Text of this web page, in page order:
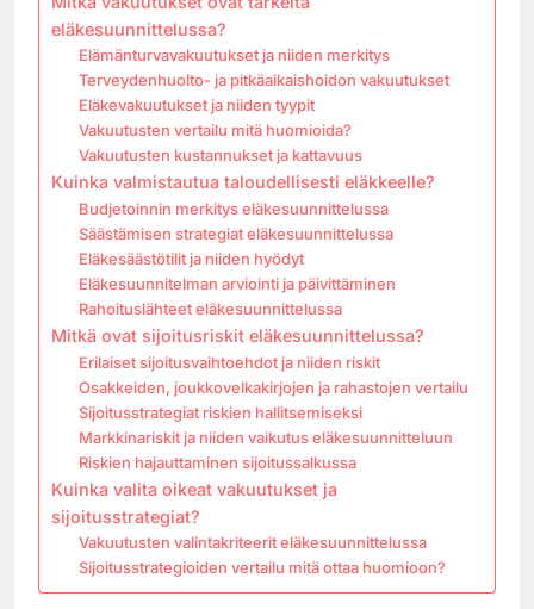
eläkesuunnittelussa?
Elämänturvavakuutukset ja niiden merkitys
Terveydenhuolto- ja pitkäaikaishoidon vakuutukset
Eläkevakuutukset ja niiden tyypit
Vakuutusten vertailu mitä huomioida?
Vakuutusten kustannukset ja kattavuus
Kuinka valmistautua taloudellisesti eläkkeelle?
Budjetoinnin merkitys eläkesuunnittelussa
Säästämisen strategiat eläkesuunnittelussa
Eläkesäästötilit ja niiden hyödyt
Eläkesuunnitelman arviointi ja päivittäminen
Rahoituslähteet eläkesuunnittelussa
Mitkä ovat sijoitusriskit eläkesuunnittelussa?
Erilaiset sijoitusvaihtoehdot ja niiden riskit
Osakkeiden, joukkovelkakirjojen ja rahastojen vertailu
Sijoitusstrategiat riskien hallitsemiseksi
Markkinariskit ja niiden vaikutus eläkesuunnitteluun
Riskien hajauttaminen sijoitussalkussa
Kuinka valita oikeat vakuutukset ja
sijoitusstrategiat?
Vakuutusten valintakriteerit eläkesuunnittelussa
Sijoitusstrategioiden vertailu mitä ottaa huomioon?